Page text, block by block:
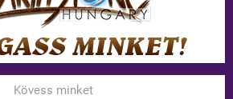
Kövess minket